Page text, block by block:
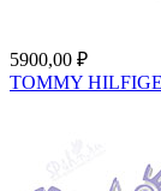
5900,00 ₽
TOMMY